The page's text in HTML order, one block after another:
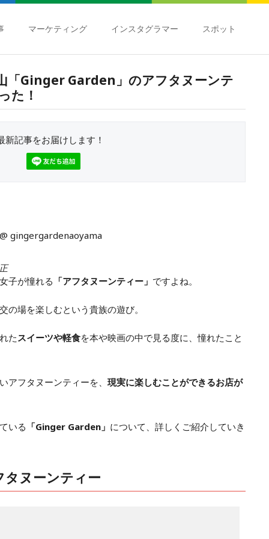
マーケティング インスタグラマー スポット
「Ginger Garden」のアフタヌーンテ
た！
新記事をお届けします！
gingergardenaoyama
子が憧れる 「アフタヌーンティー」 ですよね。
の場を楽しむという貴族の遊び。
たスイーツや軽食を本や映画の中で見る度に、憧れたこと
アフタヌーンティーを、 現実に楽しむことができるお店が
いる 「Ginger Garden」 について、詳しくご紹介していき
ヌーンティー